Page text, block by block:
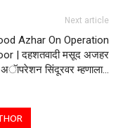
Next article
Azhar On Operation
| दहशतवादी मसूद अजहर
अॅापरेशन सिंदूरवर म्हणाला…